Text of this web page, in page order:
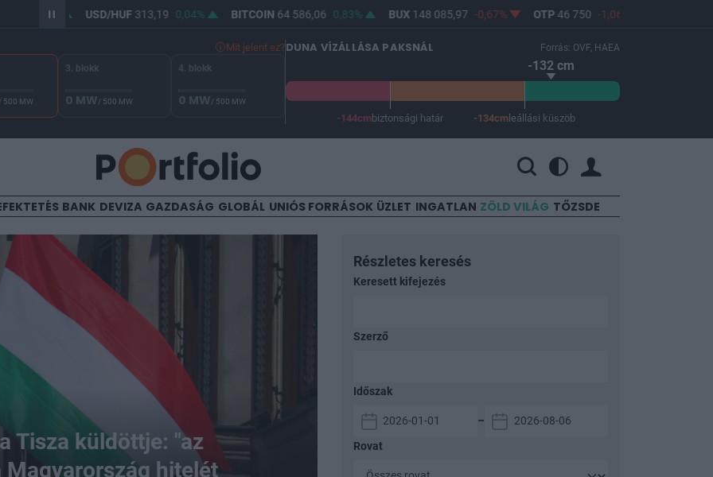
USD/HUF313,19 0,04% BITCOIN64 586,06 0,83% BUX 148 085,97 -0,67% OTP 46 750 -1,06%
Mit jelent ez?
/ 500 MW
3. blokk
0 MW/ 500 MW
4. blokk
0 MW/ 500 MW
DUNA VÍZÁLLÁSA PAKSNÁL Forrás: OVF, HAEA
-132 cm
-144cmbiztonsági határ -134cmleállási küszöb
BANK DEVIZA GAZDASÁG GLOBÁL UNIÓS FORRÁSOK ÜZLET INGATLAN ZÖLD VILÁG TŐZSDE
Tisza küldöttje: "az
hitelét
Részletes keresés
Keresett kifejezés
Szerző
Időszak
–
Rovat